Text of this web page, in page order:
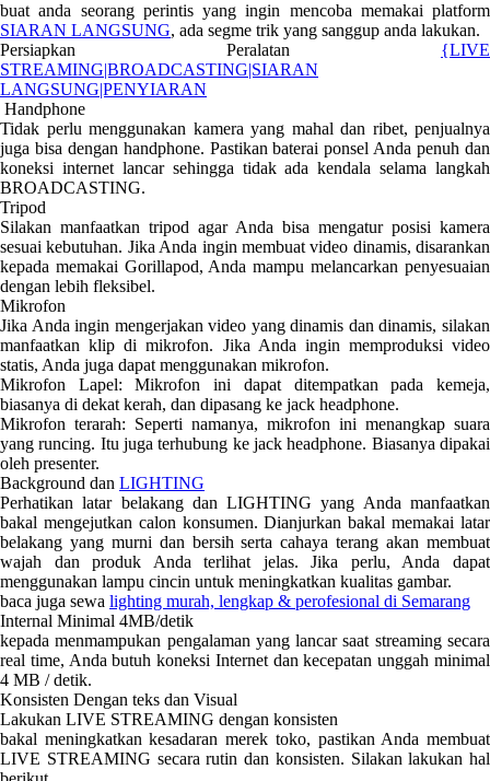
buat anda seorang perintis yang ingin mencoba memakai platform
SIARAN LANGSUNG, ada segme trik yang sanggup anda lakukan.
Persiapkan Peralatan {LIVE
STREAMING|BROADCASTING|SIARAN
LANGSUNG|PENYIARAN
Handphone
Tidak perlu menggunakan kamera yang mahal dan ribet, penjualnya
juga bisa dengan handphone. Pastikan baterai ponsel Anda penuh dan
koneksi internet lancar sehingga tidak ada kendala selama langkah
BROADCASTING.
Tripod
Silakan manfaatkan tripod agar Anda bisa mengatur posisi kamera
sesuai kebutuhan. Jika Anda ingin membuat video dinamis, disarankan
kepada memakai Gorillapod, Anda mampu melancarkan penyesuaian
dengan lebih fleksibel.
Mikrofon
Jika Anda ingin mengerjakan video yang dinamis dan dinamis, silakan
manfaatkan klip di mikrofon. Jika Anda ingin memproduksi video
statis, Anda juga dapat menggunakan mikrofon.
Mikrofon Lapel: Mikrofon ini dapat ditempatkan pada kemeja,
biasanya di dekat kerah, dan dipasang ke jack headphone.
Mikrofon terarah: Seperti namanya, mikrofon ini menangkap suara
yang runcing. Itu juga terhubung ke jack headphone. Biasanya dipakai
oleh presenter.
Background dan LIGHTING
Perhatikan latar belakang dan LIGHTING yang Anda manfaatkan
bakal mengejutkan calon konsumen. Dianjurkan bakal memakai latar
belakang yang murni dan bersih serta cahaya terang akan membuat
wajah dan produk Anda terlihat jelas. Jika perlu, Anda dapat
menggunakan lampu cincin untuk meningkatkan kualitas gambar.
baca juga sewa lighting murah, lengkap & perofesional di Semarang
Internal Minimal 4MB/detik
kepada menmampukan pengalaman yang lancar saat streaming secara
real time, Anda butuh koneksi Internet dan kecepatan unggah minimal
4 MB / detik.
Konsisten Dengan teks dan Visual
Lakukan LIVE STREAMING dengan konsisten
bakal meningkatkan kesadaran merek toko, pastikan Anda membuat
LIVE STREAMING secara rutin dan konsisten. Silakan lakukan hal